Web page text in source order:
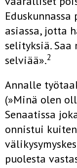
asiassa, jotta
selityksiä.
selviää».2
Annalle
(»Minä olen
Senaatissa
onnistui
puolesta